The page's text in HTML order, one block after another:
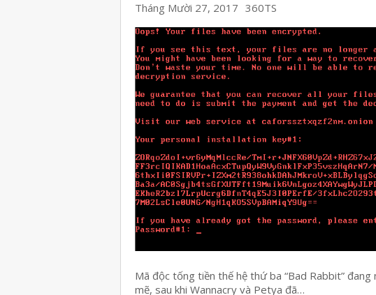
Tháng Mười 27, 2017 360TS
Mã độc tống tiền thế hệ thứ ba “Bad Rabbit”
mẽ, sau khi Wannacry và Petya đã…